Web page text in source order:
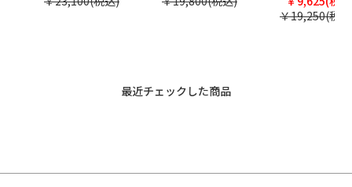
￥19,250(税
最近チェックした商品